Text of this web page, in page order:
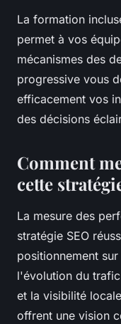
La formation
permet à vos
mécanismes des
progressive vous
efficacement vos
des décisions
Comment
cette
La mesure des
stratégie SEO
positionnement
l'évolution du
et la visibilité
offrent une vision